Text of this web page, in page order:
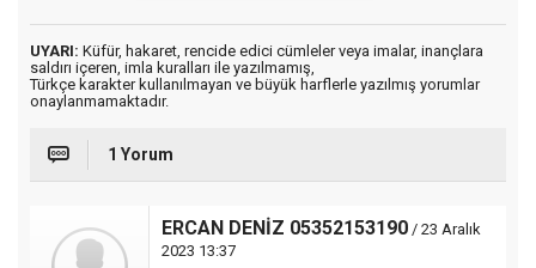
UYARI: Küfür, hakaret, rencide edici cümleler veya imalar, inançlara
saldırı içeren, imla kuralları ile yazılmamış,
Türkçe karakter kullanılmayan ve büyük harflerle yazılmış yorumlar
onaylanmamaktadır.
1 Yorum
ERCAN DENİZ 05352153190 / 23 Aralık
2023 13:37